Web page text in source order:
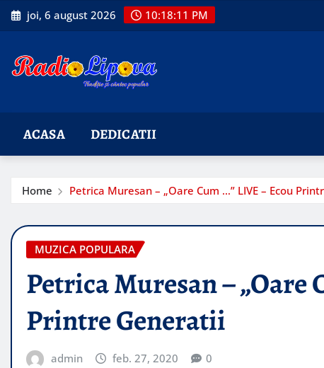
Skip
to
joi, 6 august 2026 10:18:12 PM
ACASA DEDICATII
Home Petrica Muresan – „Oare Cum …” LIVE – Ecou
MUZICA POPULARA
Petrica Muresan – „Oare
Printre Generatii
admin feb. 27, 2020 0